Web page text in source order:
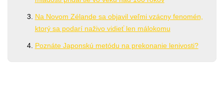
Na Novom Zélande sa objavil veľmi vzácny fenomén,
ktorý sa podarí naživo vidieť len málokomu
Poznáte Japonskú metódu na prekonanie lenivosti?